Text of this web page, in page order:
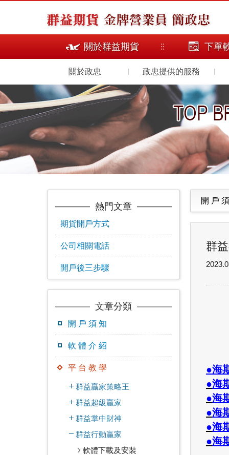
主選單關於群益期貨 下單
關於政忠 政忠提供的服務
熱門文章
期貨開戶方式
公司相關電話
開戶後三步驟
文章分類
開 戶 須 知
軟 體 介 紹
平 台 教 學
群益贏家策略王
群益超級贏家
群益掌中財神
群益行動贏家
軟體下載及安裝
開 戶
群
●海
●海
●海
●海
●海
●海